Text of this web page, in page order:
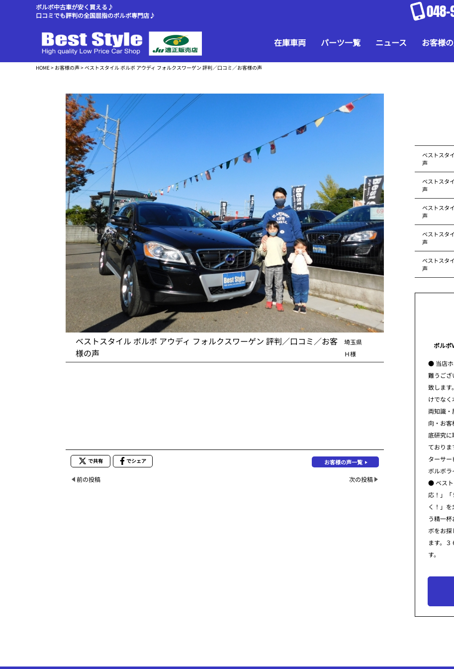
ボルボ中古車が安く買える♪
口コミでも評判の全国屈指のボルボ専門店♪
在庫車両 パーツ一覧 ニュース お客様
HOME> お客様の声> ベストスタイル ボルボ アウディ フォルクスワーゲン 評判／口コミ／お客様の声
ベストスタイル ボルボ アウディ フォルクスワーゲン 評判／口コミ／お客
様の声
埼玉県
Ｈ様
で共有 でシェア お客様の声一覧
前の投稿 次の投稿
ベストスタ
声
ベストスタ
声
ベストスタ
声
ベストスタ
声
ベストスタ
声
ボルボ
● 当店ホ
難うござ
致します
けでな
両知識・
向・お
底研究
ており
ターサー
ボルボラ
● ベスト
応！」
く！」
う精一
ボをお
ます。
す。